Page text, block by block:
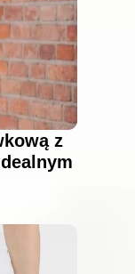
z